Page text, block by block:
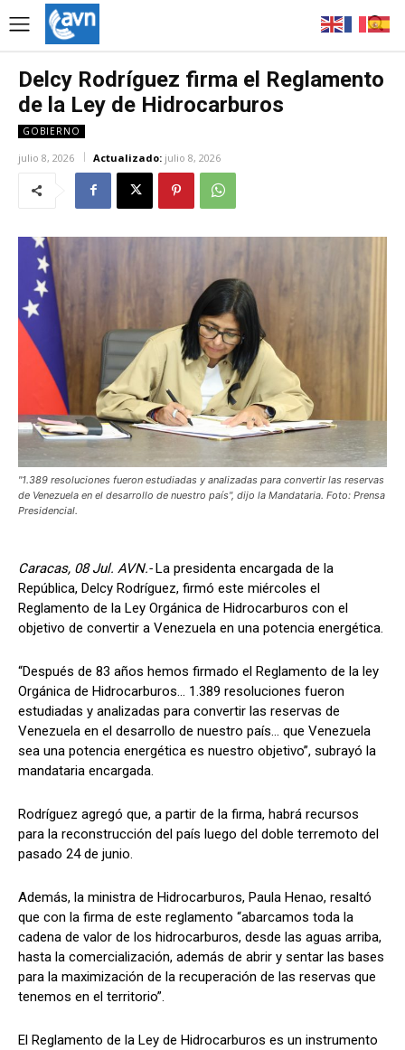
Delcy Rodríguez firma el Reglamento
de la Ley de Hidrocarburos
GOBIERNO
julio 8, 2026 Actualizado: julio 8, 2026
"1.389 resoluciones fueron estudiadas y analizadas para convertir las reservas
de Venezuela en el desarrollo de nuestro país", dijo la Mandataria. Foto: Prensa
Presidencial.
Caracas, 08 Jul. AVN.-La presidenta encargada de la
República, Delcy Rodríguez, firmó este miércoles el
Reglamento de la Ley Orgánica de Hidrocarburos con el
objetivo de convertir a Venezuela en una potencia energética.
“Después de 83 años hemos firmado el Reglamento de la ley
Orgánica de Hidrocarburos… 1.389 resoluciones fueron
estudiadas y analizadas para convertir las reservas de
Venezuela en el desarrollo de nuestro país… que Venezuela
sea una potencia energética es nuestro objetivo”, subrayó la
mandataria encargada.
Rodríguez agregó que, a partir de la firma, habrá recursos
para la reconstrucción del país luego del doble terremoto del
pasado 24 de junio.
Además, la ministra de Hidrocarburos, Paula Henao, resaltó
que con la firma de este reglamento “abarcamos toda la
cadena de valor de los hidrocarburos, desde las aguas arriba,
hasta la comercialización, además de abrir y sentar las bases
para la maximización de la recuperación de las reservas que
tenemos en el territorio”.
El Reglamento de la Ley de Hidrocarburos es un instrumento